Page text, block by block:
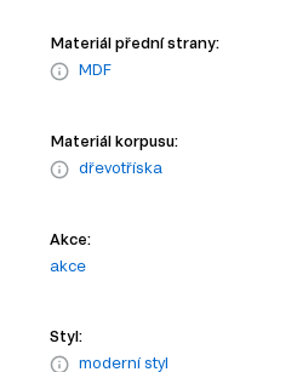
Materiál přední strany:
MDF
Materiál korpusu:
dřevotříska
Akce:
akce
Styl:
moderní styl